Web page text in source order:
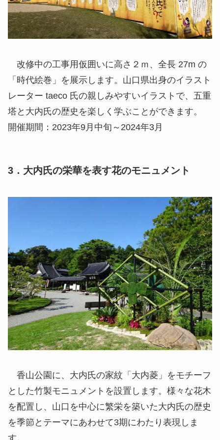
改修中の工事用仮囲いに高さ２ｍ、全長 27m の
「時代絵巻」を展示します。山口県出身のイラスト
レーター taeco 氏の親しみやすいイラストで、五重
塔と大内氏の歴史を楽しく学ぶことができます。
開催期間：2023年9月中旬～2024年3月
3．大内氏の栄華を表す花のモニュメント
香山公園に、大内氏の家紋「大内菱」をモチーフ
とした竹製モニュメントを設置します。様々な花木
を配置し、山口を中心に繁栄を築いた大内氏の歴史
を季節とテーマにあわせて3期にわたり表現しま